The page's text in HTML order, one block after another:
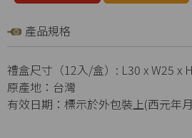
產品規格
禮盒尺寸（12入/盒）: L30 x W25 x
原產地：台灣
有效日期：標示於外包裝上(西元年